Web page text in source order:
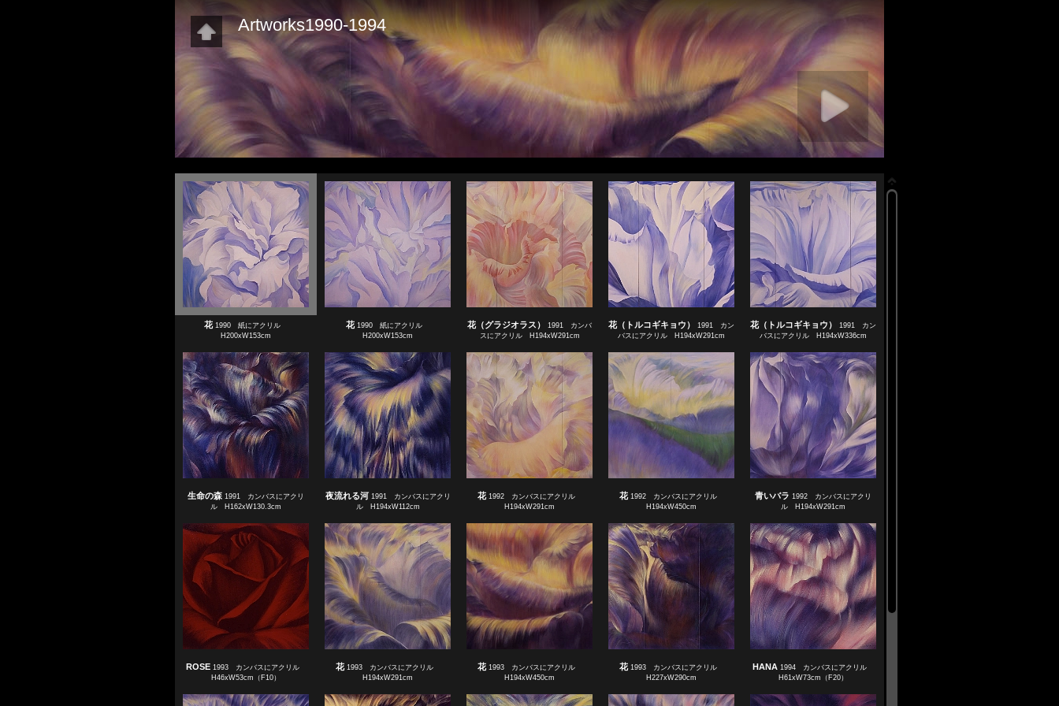
Artworks1990-1994
Start slideshow
花 1990 紙にアクリル
H200xW153cm
花 1990 紙にアクリル
H200xW153cm
花（グラジオラス）
1991 カンバ
スにアクリル H194xW291cm
花（トルコギキョウ）
1991 カン
バスにアクリル H194xW291cm
花（トルコギキョウ）
1991 カン
バスにアクリル H194xW336cm
生命の森 1991 カンバスにアクリ
ル H162xW130.3cm
夜流れる河 1991 カンバスにアクリ
ル H194xW112cm
花 1992 カンバスにアクリル
H194xW291cm
花 1992 カンバスにアクリル
H194xW450cm
青いバラ 1992 カンバスにアクリ
ル H194xW291cm
ROSE 1993 カンバスにアクリル
H46xW53cm（F10）
花 1993 カンバスにアクリル
H194xW291cm
花 1993 カンバスにアクリル
H194xW450cm
花 1993 カンバスにアクリル
H227xW290cm
HANA 1994 カンバスにアクリル
H61xW73cm（F20）